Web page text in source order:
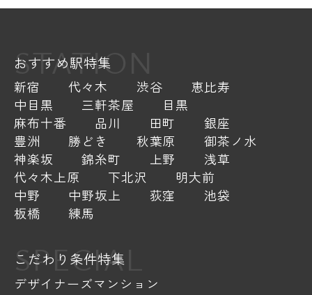
STATION
おすすめ駅特集
新宿 代々木 渋谷
恵比寿
中目黒
三軒茶屋
目黒
麻布十番
品川 田町
銀座
豊洲
勝どき 秋葉原
御茶ノ水
神楽坂
錦糸町 上野
浅草
代々木上原
下北沢
明大前
中野
中野坂上 荻窪
池袋
板橋
練馬
SPECIAL
こだわり条件特集
デザイナーズマンション